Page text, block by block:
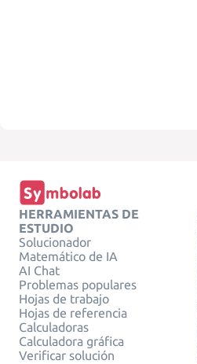
HERRAMIENTAS DE
ESTUDIO
Solucionador
Matemático de IA
AI Chat
Problemas populares
Hojas de trabajo
Hojas de referencia
Calculadoras
Calculadora gráfica
Verificar solución